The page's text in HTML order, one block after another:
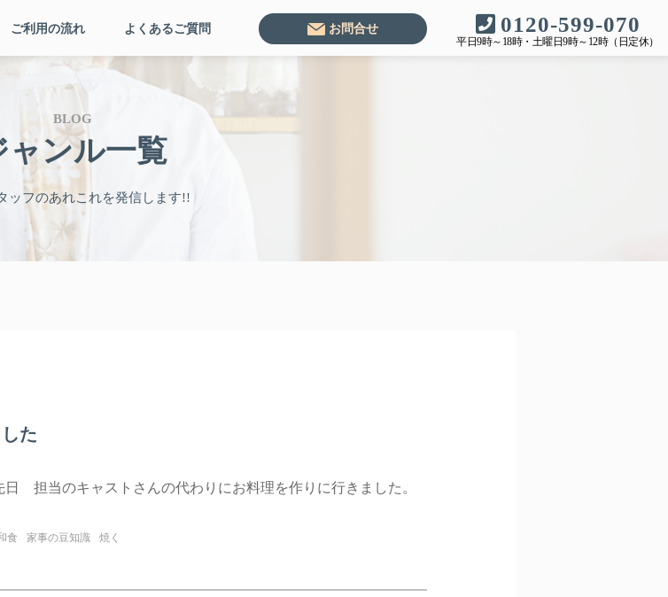
ご利用の流れ よくあるご質問 お問合せ 0120-599-070
平日9時～18時・土曜日9時～12時（日定休）
BLOG
ャンル一覧
ッフのあれこれを発信します!!
た
日 担当のキャストさんの代わりにお料理を作りに行きました。
食 家事の豆知識 焼く